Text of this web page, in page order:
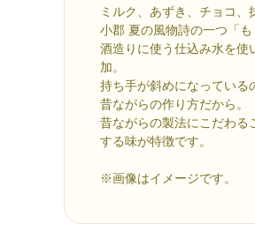
ミルク、あずき、チョコ、
小郡 夏の風物詩の一つ「も
酒造りに使う仕込み水を使
加。
持ち手が斜めになっている
昔ながらの作り方だから。
昔ながらの製法にこだわる
する味が特徴です。
※画像はイメージです。